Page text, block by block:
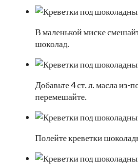
В маленькой миске
шоколад.
Добавьте 4 ст. л. масла из-
перемешайте.
Полейте креветки